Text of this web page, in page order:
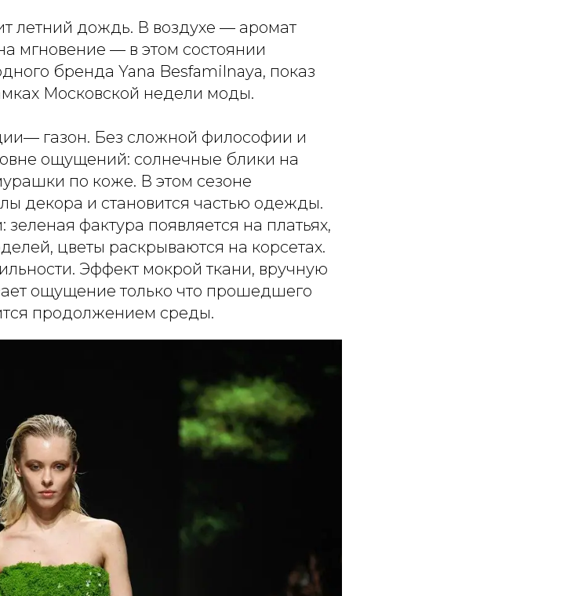
летний дождь. В воздухе — аромат
мгновение — в этом состоянии
бренда Yana Besfamilnaya, показ
Московской недели моды.
газон. Без сложной философии и
ощущений: солнечные блики на
по коже. В этом сезоне
декора и становится частью одежды.
зеленая фактура появляется на платьях,
цветы раскрываются на корсетах.
Эффект мокрой ткани, вручную
ощущение только что прошедшего
продолжением среды.